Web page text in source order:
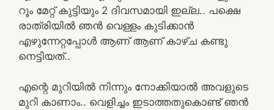
റൂം മേറ്റ്‌ കുട്ടിയും 2 ദിവസമായി ഇല്ല.. പക്ഷെ
രാത്രിയിൽ ഞൻ വെള്ളം കുടിക്കാൻ
എഴുന്നേറ്റപ്പോൾ ആണ് ആണ് കാഴ്ച കണ്ടു
നെട്ടിയത്..
എന്റെ മുറിയിൽ നിന്നും നോക്കിയാൽ അവളുടെ
മുറി കാണാം.. വെളിച്ചം ഇടാത്തതുകൊണ്ട് ഞൻ